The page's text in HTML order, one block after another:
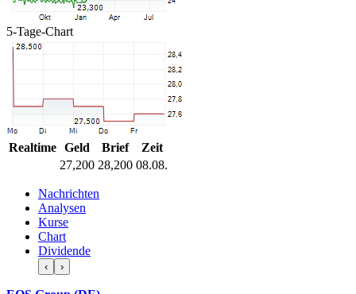
5-Tage-Chart
Realtime Geld Brief
Zeit
27,200 28,200 08.08.
Nachrichten
Analysen
Kurse
Chart
Dividende
‹ ›